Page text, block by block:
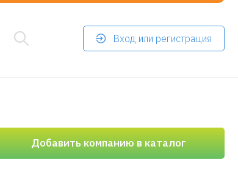
Вход или регистрация
Добавить компанию в каталог